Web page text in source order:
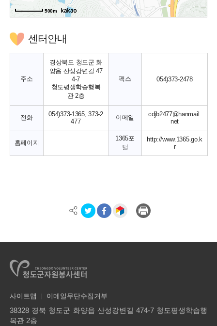
500m
센터안내
주소
경상북도 청도군 화
양읍 산성강변길 47
4-7
청도평생학습행복
관 2층
팩스 054)373-2478
전화
054)373-1365, 373-2
477
이메일
cdjb2477@hanmail.
net
홈페이지
1365포
털
http://www.1365.go.k
r
사이트맵 이메일무단수집거부
38328 경북 청도군 화양읍 산성강변길 474-7 청도평생학습행
복관 2층